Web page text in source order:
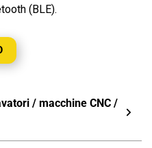
(BLE).
/ macchine CNC /